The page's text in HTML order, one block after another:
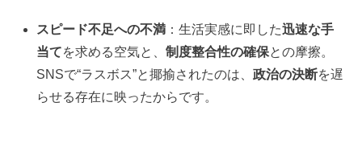
スピード不足への不満 ：生活実感に即した迅速な手
当てを求める空気と、制度整合性の確保との摩擦。
SNSで“ラスボス”と揶揄されたのは、政治の決断を遅
らせる存在に映ったからです。